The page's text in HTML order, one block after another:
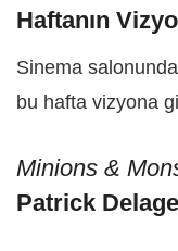
Haftanın
Sinema
bu hafta vizyona
Minions &
Patrick Delage